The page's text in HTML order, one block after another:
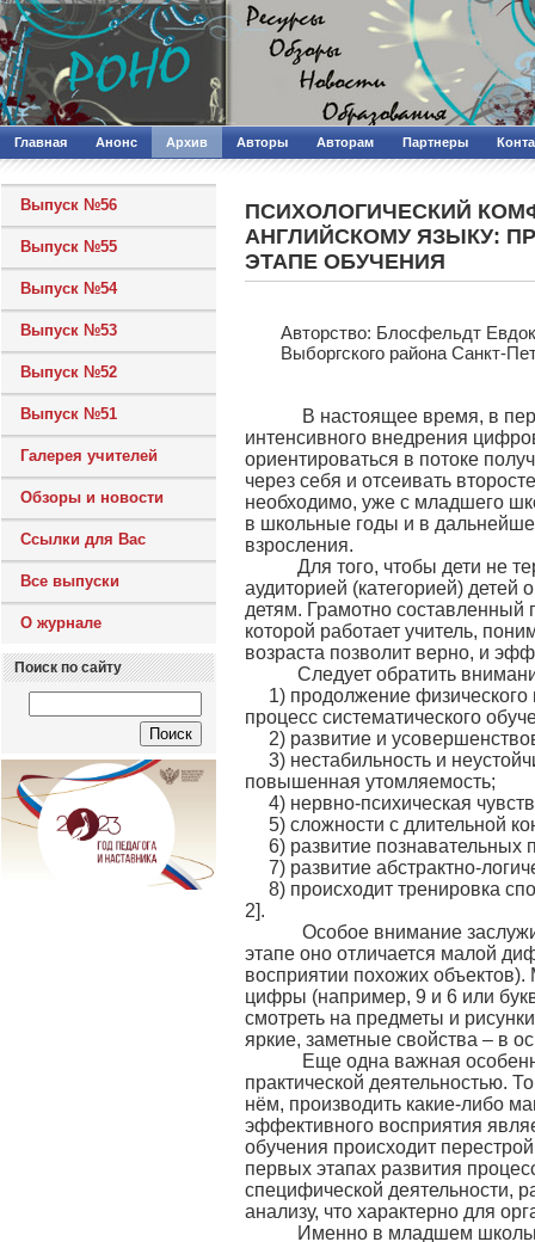
Главная Анонс Архив Авторы Авторам Партнеры
Выпуск №56
Выпуск №55
Выпуск №54
Выпуск №53
Выпуск №52
Выпуск №51
Галерея учителей
Обзоры и новости
Ссылки для Вас
Все выпуски
О журнале
Поиск по сайту
ПСИХОЛОГИЧЕСКИЙ
АНГЛИЙСКОМУ ЯЗЫКУ:
ЭТАПЕ ОБУЧЕНИЯ
Авторcтво: Блосфельдт
Выборгского района Санкт-
В настоящее время, в
интенсивного внедрения
ориентироваться в потоке
через себя и отсеивать
необходимо, уже с младшего
в школьные годы и в
взросления.
Для того, чтобы дети не
аудиторией (категорией)
детям. Грамотно составленный
которой работает учитель,
возраста позволит верно, и
Следует обратить
1) продолжение физического
процесс систематического
2) развитие и
3) нестабильность и
повышенная утомляемость;
4) нервно-психическая
5) сложности с длительной
6) развитие познавательных
7) развитие абстрактно-
8) происходит тренировка
2].
Особое внимание
этапе оно отличается малой
восприятии похожих
цифры (например, 9 и 6 или
смотреть на предметы и
яркие, заметные свойства – в
Еще одна важная
практической деятельностью.
нём, производить какие-либо
эффективного восприятия
обучения происходит
первых этапах развития
специфической деятельности,
анализу, что характерно для
Именно в младшем